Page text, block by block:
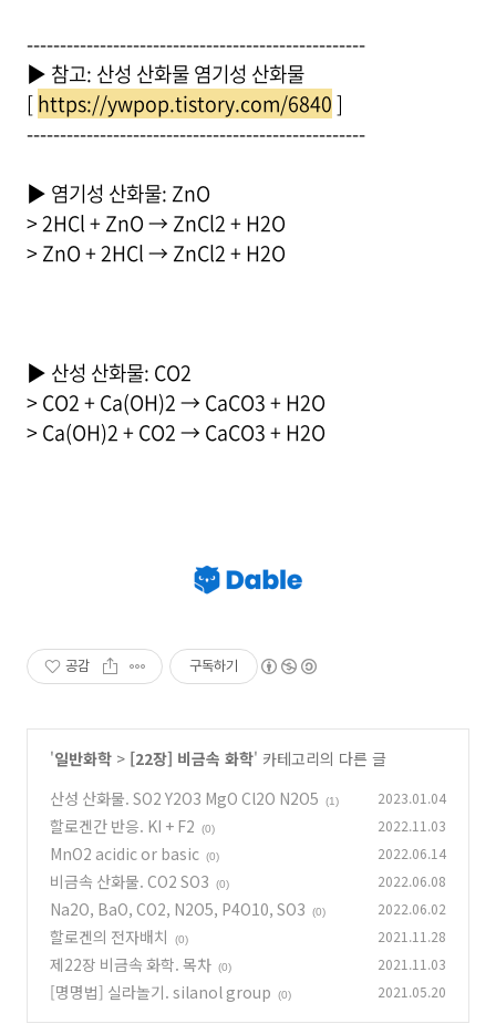
---------------------------------------------------
▶ 참고: 산성 산화물 염기성 산화물
[https://ywpop.tistory.com/6840]
---------------------------------------------------
▶ 염기성 산화물: ZnO
> 2HCl + ZnO → ZnCl2 + H2O
> ZnO + 2HCl → ZnCl2 + H2O
▶ 산성 산화물: CO2
> CO2 + Ca(OH)2 → CaCO3 + H2O
> Ca(OH)2 + CO2 → CaCO3 + H2O
공감 구독하기
'일반화학 > [22장] 비금속 화학' 카테고리의 다른 글
산성 산화물. SO2 Y2O3 MgO Cl2O N2O5
(1) 2023.01.04
할로겐간 반응. KI + F2 (0) 2022.11.03
MnO2 acidic or basic (0) 2022.06.14
비금속 산화물. CO2 SO3 (0) 2022.06.08
Na2O, BaO, CO2, N2O5, P4O10, SO3 (0) 2022.06.02
할로겐의 전자배치 (0) 2021.11.28
제22장 비금속 화학. 목차 (0) 2021.11.03
[명명법] 실라놀기. silanol group (0) 2021.05.20